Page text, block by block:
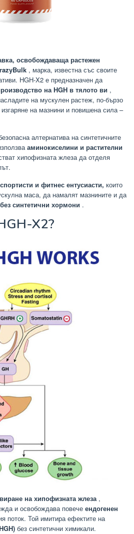
освобождаваща растежен
, марка, известна със своите
HGH-X2 е предназначен да
на HGH в тялото ви ,
на мускулен растеж, по-бързо
на мазнини и повишена сила –
алтернатива на синтетичните
аминокиселини и растителни
хипофизната жлеза да отделя
и фитнес ентусиасти, които
маса, да намалят мазнините и да
без синтетични хормони .
X2?
на хипофизната жлеза,
и освобождава повече ендогенен
поток. Той имитира ефектите на
без синтетични химикали.